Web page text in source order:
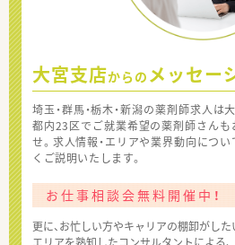
大宮支店からの メッセー
埼玉・群馬・栃木・新潟の薬剤師求人は
都内23区でご就業希望の薬剤師さん
せ。求人情報・エリアや業界動向につ
くご説明いたします。
お仕事相談会無料開催中！
更に、お忙しい方やキャリアの棚卸がし